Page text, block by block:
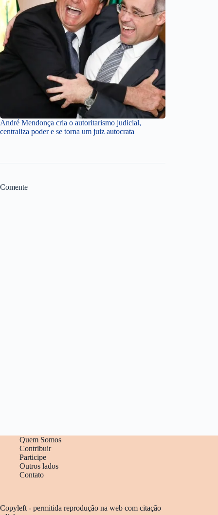
André Mendonça cria o autoritarismo judicial,
centraliza poder e se torna um juiz autocrata
Comente
Quem Somos
Contribuir
Participe
Outros lados
Contato
Copyleft - permitida reprodução na web com citação